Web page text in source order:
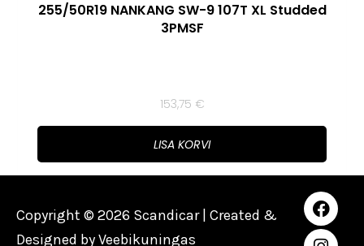
255/50R19 NANKANG SW-9 107T XL Studded
3PMSF
153,75 €
LISA KORVI
Copyright © 2026 Scandicar | Created &
Designed byVeebikuningas